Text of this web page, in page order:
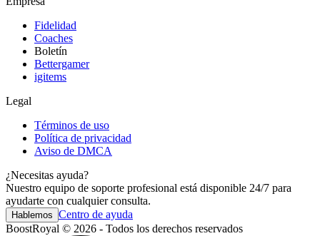
Fidelidad
Coaches
Boletín
Bettergamer
igitems
Legal
Términos de uso
Política de privacidad
Aviso de DMCA
¿Necesitas ayuda?
Nuestro equipo de soporte profesional está disponible 24/7 para
ayudarte con cualquier consulta.
Hablemos Centro de ayuda
BoostRoyal © 2026 - Todos los derechos reservados